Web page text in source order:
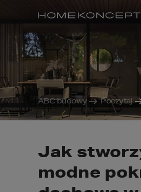
ABC budowy Poczytaj
Jak
modne